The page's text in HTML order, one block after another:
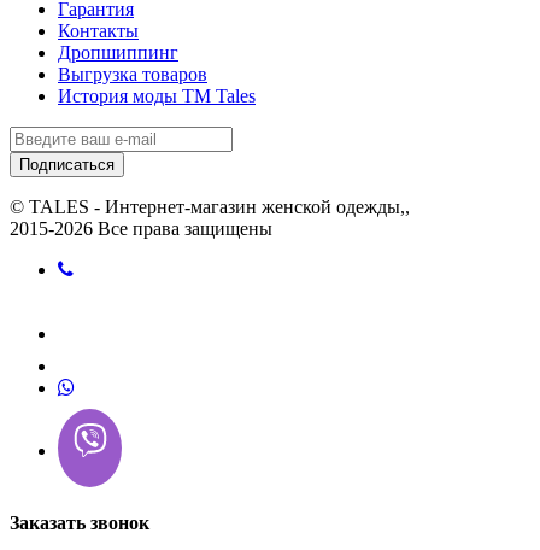
Гарантия
Контакты
Дропшиппинг
Выгрузка товаров
История моды ТМ Tales
Подписаться
© TALES - Интернет-магазин женской одежды,,
2015-2026 Все права защищены
Заказать звонок